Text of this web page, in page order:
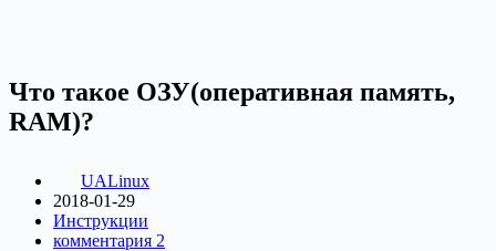
Что такое ОЗУ(оперативная память,
RAM)?
UALinux
2018-01-29
Инструкции
комментария 2